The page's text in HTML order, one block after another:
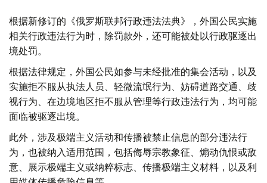
根据新修订的《俄罗斯联邦行政违法法典》，外国公民实施
相关行政违法行为时，除罚款外，还可能被处以行政驱逐出
境处罚。
根据法律规定，外国公民如参与未经批准的集会活动，以及
实施拒不服从执法人员、轻微流氓行为、妨碍道路交通、歧
视行为、在边境地区拒不服从管理等行政违法行为，均可能
面临被驱逐出境。
此外，涉及极端主义活动和传播被禁止信息的部分违法行
为，也被纳入适用范围，包括侮辱宗教象征、煽动仇恨或敌
意、展示极端主义或纳粹标志、传播极端主义材料，以及利